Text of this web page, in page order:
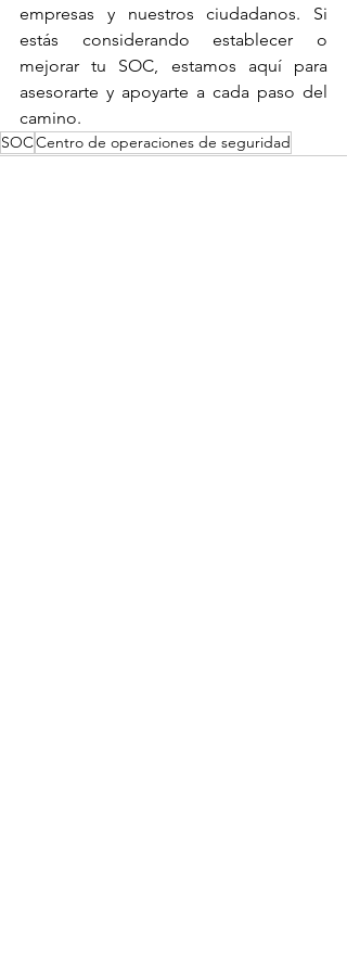
empresas y nuestros ciudadanos. Si
estás considerando establecer o
mejorar tu SOC, estamos aquí para
asesorarte y apoyarte a cada paso del
camino.
SOCCentro de operaciones de seguridad